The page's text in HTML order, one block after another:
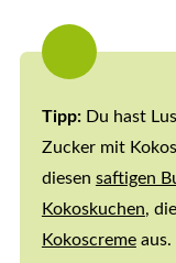
Tipp:Du hast
Zucker mit
diesen saftigen
Kokoskuchen,
Kokoscremeaus.